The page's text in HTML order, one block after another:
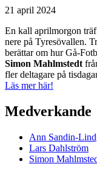
21 april 2024
En kall aprilmorgon
nere på Tyresövallen.
berättar om hur Gå-
Simon Mahlmstedt
fler deltagare på
Läs mer här!
Medverkande
Ann Sandin-
Lars Dahlström
Simon